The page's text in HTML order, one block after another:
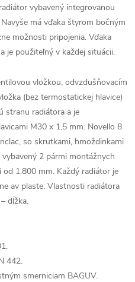
vybavený integrovanou
má vďaka štyrom bočným
možnosti pripojenia. Vďaka
je použiteľný v každej situácii.
vložkou, odvzdušňovacím
(bez termostatickej hlavice)
stranu radiátora a je
M30 x 1,5 mm. Novello 8
so skrutkami, hmoždinkami
2 pármi montážnych
1.800 mm. Každý radiátor je
av plaste. Vlastnosti radiátora
dĺžka.
442.
smerniciam BAGUV.